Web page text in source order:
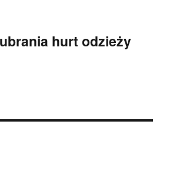
hurt odzieży